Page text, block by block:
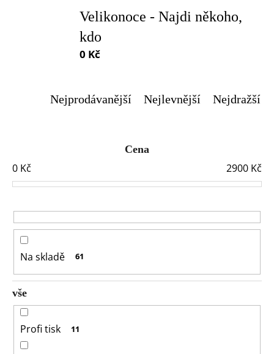
Velikonoce - Najdi někoho,
kdo
0 Kč
Nejprodávanější Nejlevnější Nejdražší
Cena
0 Kč 2900 Kč
Na skladě 61
vše
Profi tisk 11
D
o
r
u